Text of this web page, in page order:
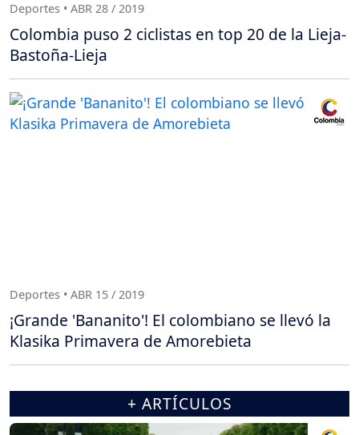
Deportes • ABR 28 / 2019
Colombia puso 2 ciclistas en top 20 de la Lieja-
Bastoña-Lieja
Deportes • ABR 15 / 2019
¡Grande 'Bananito'! El colombiano se llevó la
Klasika Primavera de Amorebieta
+ ARTÍCULOS